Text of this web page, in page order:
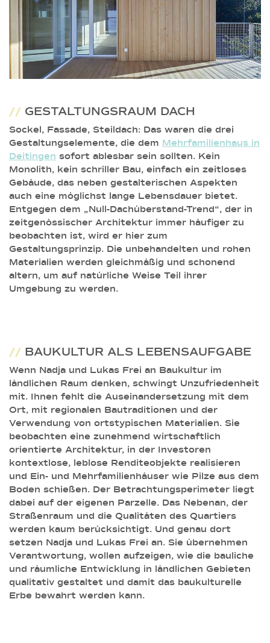
// GESTALTUNGSRAUM DACH
Sockel, Fassade, Steildach: Das waren die drei
Gestaltungselemente, die dem Mehrfamilienhaus in
Deitingen sofort ablesbar sein sollten. Kein
Monolith, kein schriller Bau, einfach ein zeitloses
Gebäude, das neben gestalterischen Aspekten
auch eine möglichst lange Lebensdauer bietet.
Entgegen dem „Null-Dachüberstand-Trend“, der in
zeitgenössischer Architektur immer häufiger zu
beobachten ist, wird er hier zum
Gestaltungsprinzip. Die unbehandelten und rohen
Materialien werden gleichmäßig und schonend
altern, um auf natürliche Weise Teil ihrer
Umgebung zu werden.
// BAUKULTUR ALS LEBENSAUFGABE
Wenn Nadja und Lukas Frei an Baukultur im
ländlichen Raum denken, schwingt Unzufriedenheit
mit. Ihnen fehlt die Auseinandersetzung mit dem
Ort, mit regionalen Bautraditionen und der
Verwendung von ortstypischen Materialien. Sie
beobachten eine zunehmend wirtschaftlich
orientierte Architektur, in der Investoren
kontextlose, leblose Renditeobjekte realisieren
und Ein- und Mehrfamilienhäuser wie Pilze aus dem
Boden schießen. Der Betrachtungsperimeter liegt
dabei auf der eigenen Parzelle. Das Nebenan, der
Straßenraum und die Qualitäten des Quartiers
werden kaum berücksichtigt. Und genau dort
setzen Nadja und Lukas Frei an. Sie übernehmen
Verantwortung, wollen aufzeigen, wie die bauliche
und räumliche Entwicklung in ländlichen Gebieten
qualitativ gestaltet und damit das baukulturelle
Erbe bewahrt werden kann.